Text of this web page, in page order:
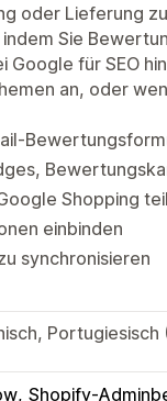
oder Lieferung
Sie
für SEO
an, oder
Shopping
einbinden
synchronisieren
Portugiesisch
Shopify-